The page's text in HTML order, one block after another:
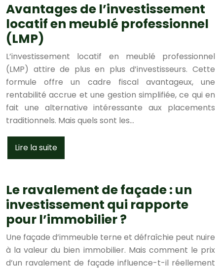
Avantages de l’investissement
locatif en meublé professionnel
(LMP)
L’investissement locatif en meublé professionnel
(LMP) attire de plus en plus d’investisseurs. Cette
formule offre un cadre fiscal avantageux, une
rentabilité accrue et une gestion simplifiée, ce qui en
fait une alternative intéressante aux placements
traditionnels. Mais quels sont les…
Lire la suite
Le ravalement de façade : un
investissement qui rapporte
pour l’immobilier ?
Une façade d’immeuble terne et défraîchie peut nuire
à la valeur du bien immobilier. Mais comment le prix
d’un ravalement de façade influence-t-il réellement